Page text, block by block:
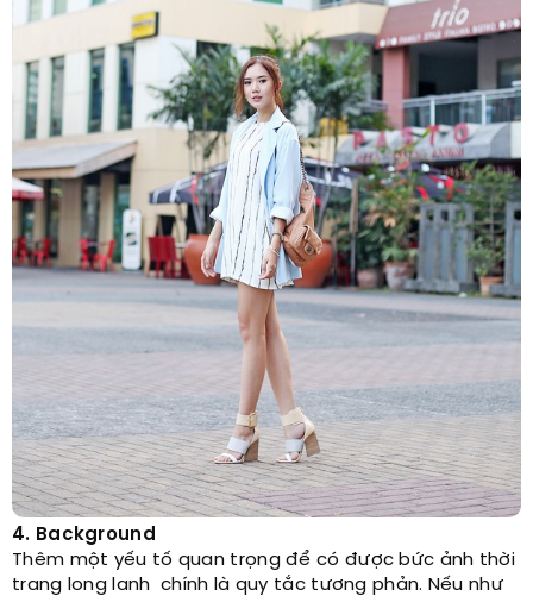
4. Background
Thêm một yếu tố quan trọng để có được bức ảnh thời
trang long lanh chính là quy tắc tương phản. Nếu như